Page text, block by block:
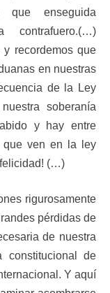
que enseguida
contrafuero.(…)
recordemos que
en nuestras
de la Ley
soberanía
y hay entre
que ven en la ley
(…)
rigurosamente
pérdidas de
de nuestra
constitucional de
Y aquí